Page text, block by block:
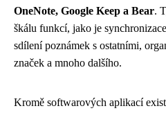
OneNote, Google Keep a Bear.
škálu funkcí, jako je
sdílení poznámek s ostatními,
značek a mnoho dalšího.
Kromě softwarových aplikací